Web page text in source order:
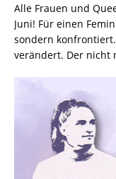
Alle Frauen und
Juni! Für einen
sondern
verändert. Der nicht